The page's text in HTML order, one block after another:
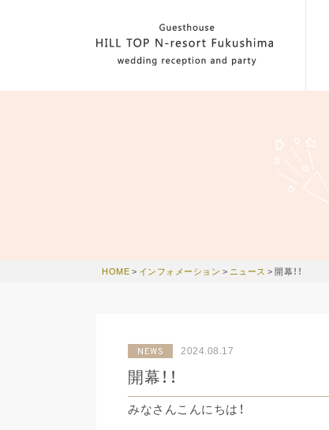
HOME> インフォメーション > ニュース >開幕！！
NEWS 2024.08.17
開幕！！
みなさんこんにちは！